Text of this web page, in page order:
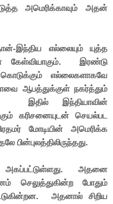
அமெரிக்காவும் அதன்
இந்திய எல்லையும் யுத்த
கேள்வியாகும். இரண்டு
கொடுக்கும் எல்லைகளாகவே
ஆபத்துக்குள் நகர்த்தும்
இதில் இந்தியாவின்
கரிசனையுடன் செயல்பட
மோடியின் அமெரிக்க
அகப்பட்டுள்ளது. அதனை
செலுத்துகின்ற போதும்
அதனால் சிறிய